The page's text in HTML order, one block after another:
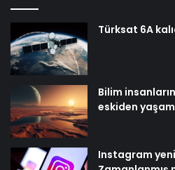
Türksat 6A
Bilim
eskiden yaşam
Instagram